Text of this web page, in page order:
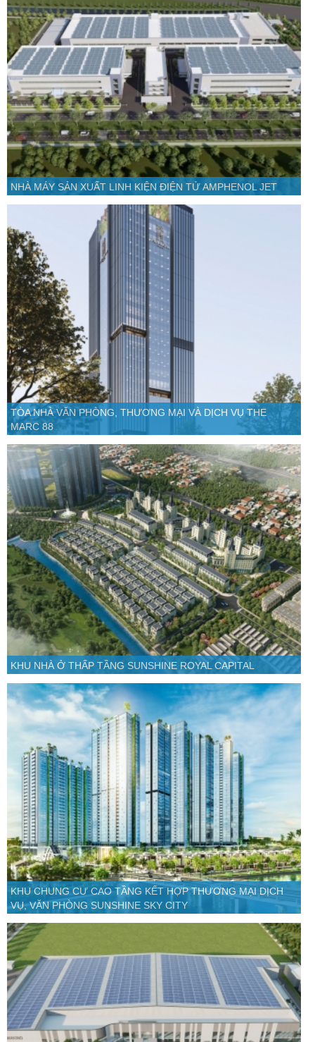
NHÀ MÁY SẢN XUẤT LINH KIỆN ĐIỆN TỬ AMPHENOL JET
TÒA NHÀ VĂN PHÒNG, THƯƠNG MẠI VÀ DỊCH VỤ THE
MARC 88
KHU NHÀ Ở THẤP TẦNG SUNSHINE ROYAL CAPITAL
KHU CHUNG CƯ CAO TẦNG KẾT HỢP THƯƠNG MẠI DỊCH
VỤ, VĂN PHÒNG SUNSHINE SKY CITY